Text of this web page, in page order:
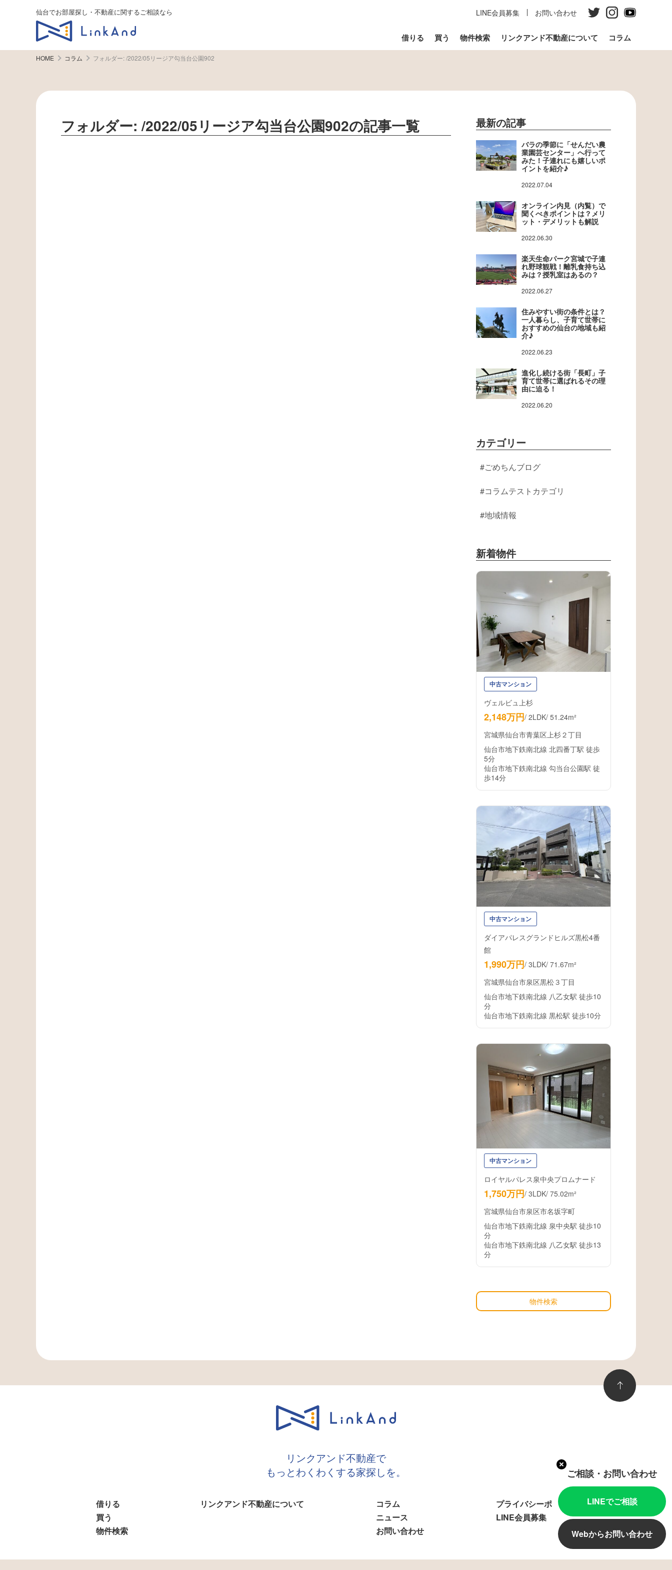
仙台でお部屋探し・不動産に関するご相談なら
借りる 買う 物件検索 リンクアンド不動産について コラム
LINE会員募集 お問い合わせ
HOME コラム フォルダー:/2022/05リージア勾当台公園902
フォルダー:/2022/05リージア勾当台公園902の記事一覧 最新の記事
バラの季節に「せんだい農
業園芸センター」へ行って
みた！子連れにも嬉しいポ
イントを紹介♪
2022.07.04
オンライン内見（内覧）で
聞くべきポイントは？メリ
ット・デメリットも解説
2022.06.30
楽天生命パーク宮城で子連
れ野球観戦！離乳食持ち込
みは？授乳室はあるの？
2022.06.27
住みやすい街の条件とは？
一人暮らし、子育て世帯に
おすすめの仙台の地域も紹
介♪
2022.06.23
進化し続ける街「長町」子
育て世帯に選ばれるその理
由に迫る！
2022.06.20
カテゴリー
ごめちんブログ
コラムテストカテゴリ
地域情報
新着物件
中古マンション
ヴェルビュ上杉
2,148万円/ 2LDK/ 51.24m²
宮城県仙台市青葉区上杉２丁目
仙台市地下鉄南北線 北四番丁駅 徒歩
5分
仙台市地下鉄南北線 勾当台公園駅 徒
歩14分
中古マンション
ダイアパレスグランドヒルズ黒松4番
館
1,990万円/ 3LDK/ 71.67m²
宮城県仙台市泉区黒松３丁目
仙台市地下鉄南北線 八乙女駅 徒歩10
分
仙台市地下鉄南北線 黒松駅 徒歩10分
中古マンション
ロイヤルパレス泉中央プロムナード
1,750万円/ 3LDK/ 75.02m²
宮城県仙台市泉区市名坂字町
仙台市地下鉄南北線 泉中央駅 徒歩10
分
仙台市地下鉄南北線 八乙女駅 徒歩13
分
物件検索
リンクアンド不動産で
もっとわくわくする家探しを。
借りる
買う
物件検索
リンクアンド不動産について
コラム
ニュース
お問い合わせ
プライバシーポリシー
LINE会員募集
ご相談・お問い合わせ
LINEでご相談
Webからお問い合わせ